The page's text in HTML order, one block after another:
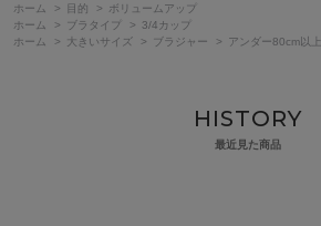
ホーム
> 目的 >
ボリュームアップ
ホーム
> ブラタイプ >
3/4カップ
ホーム
> 大きいサイズ > ブラジャー > アンダー80cm以上
HISTORY
最近見た商品